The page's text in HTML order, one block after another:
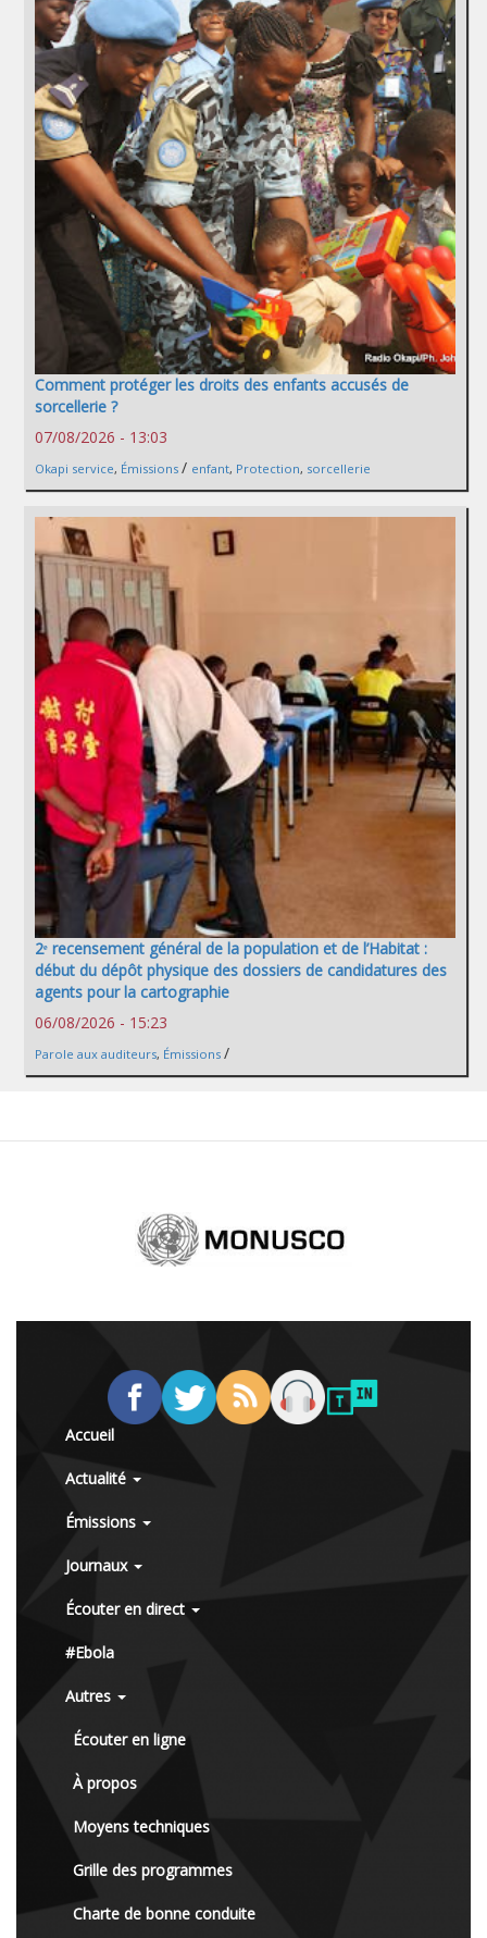
Comment protéger les droits des enfants accusés de
sorcellerie ?
07/08/2026 - 13:03
Okapi service, Émissions / enfant, Protection, sorcellerie
2ᵉ recensement général de la population et de l’Habitat :
début du dépôt physique des dossiers de candidatures des
agents pour la cartographie
06/08/2026 - 15:23
Parole aux auditeurs, Émissions /
Accueil
Actualité
Émissions
Journaux
Écouter en direct
#Ebola
Autres
Écouter en ligne
À propos
Moyens techniques
Grille des programmes
Charte de bonne conduite